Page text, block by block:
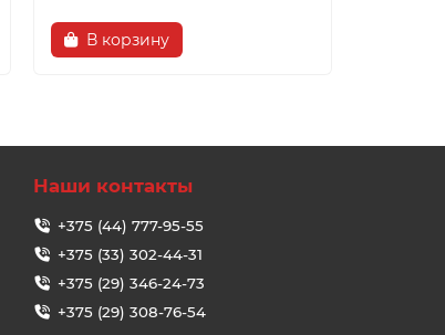
В корзину
Наши контакты
+375 (44) 777-95-55
+375 (33) 302-44-31
+375 (29) 346-24-73
+375 (29) 308-76-54